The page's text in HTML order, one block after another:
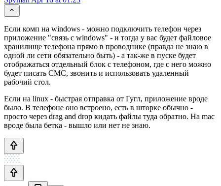
Если комп на windows - можно подключить телефон через
приложение "связь с windows" - и тогда у вас будет файловое
хранилище телефона прямо в проводнике (правда не знаю в
одной ли сети обязательно быть) - а так-же в пуске будет
отображаться отдельный блок с телефоном, где с него можно
будет писать СМС, звонить и использовать удаленный
рабочий стол.
Если на linux - быстрая отправка от Гугл, приложение вроде
было. В телефоне оно встроено, есть в шторке обычно -
просто через drag and drop кидать файлы туда обратно. На mac
вроде была бетка - вышло или нет не знаю.